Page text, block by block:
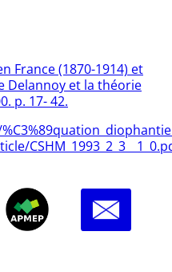
France (1870-1914) et
Delannoy et la théorie
p. 17- 42.